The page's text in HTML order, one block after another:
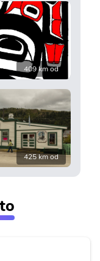
409 km od
425 km od